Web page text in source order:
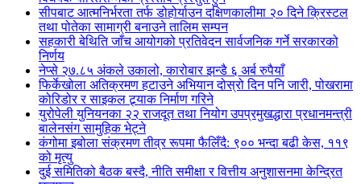
सीपबाट आत्मनिर्भरता तर्फ डोहोर्याउन दक्षिणकालीमा २० दिने क्रिस्टल
तथा पोतेका सामाग्री बनाउने तालिम सम्पन
सहकारी बेथिति जाँच आयोगको प्रतिवेदन सार्वजनिक गर्ने सरकारको
निर्णय
नेप्से २७.८५ अंकले उकालो, कारोबार झन्डै ६ अर्ब रुपैयाँ
फिर्केखोला अतिक्रमण हटाउने अभियान दोस्रो दिन पनि जारी, पोखरामा
कोरिडोर र साइकल ट्र्याक निर्माण गरिने
युरोपेली युनियनका २२ राजदूत तथा नियोग उपप्रमुखद्धारा प्रधानमन्त्री
बालेनसंग सामुहिक भेट्ने
कंगोमा इबोला संक्रमण तीव्र रूपमा फैलिँदै: ९०० भन्दा बढी केस, ११९
को मृत्यु
दुई समितिको बैठक बस्दै, नीति समीक्षा र वित्तीय अनुशासनमा केन्द्रित